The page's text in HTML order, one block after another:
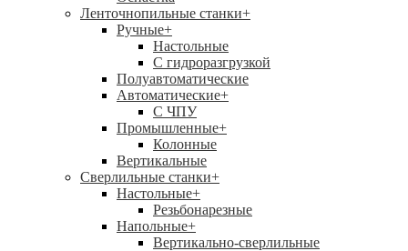
Ленточнопильные станки+
Ручные+
Настольные
С гидроразгрузкой
Полуавтоматические
Автоматические+
С ЧПУ
Промышленные+
Колонные
Вертикальные
Сверлильные станки+
Настольные+
Резьбонарезные
Напольные+
Вертикально-сверлильные